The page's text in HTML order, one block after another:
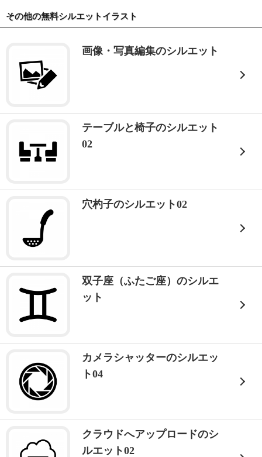
その他の無料シルエットイラスト
画像・写真編集のシルエット
テーブルと椅子のシルエット
02
穴杓子のシルエット02
双子座（ふたご座）のシルエ
ット
カメラシャッターのシルエッ
ト04
クラウドへアップロードのシ
ルエット02